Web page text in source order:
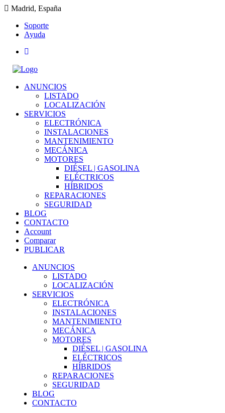
Madrid, España
Soporte
Ayuda
ANUNCIOS
LISTADO
LOCALIZACIÓN
SERVICIOS
ELECTRÓNICA
INSTALACIONES
MANTENIMIENTO
MECÁNICA
MOTORES
DIÉSEL | GASOLINA
ELÉCTRICOS
HÍBRIDOS
REPARACIONES
SEGURIDAD
BLOG
CONTACTO
Account
Comparar
PUBLICAR
ANUNCIOS
LISTADO
LOCALIZACIÓN
SERVICIOS
ELECTRÓNICA
INSTALACIONES
MANTENIMIENTO
MECÁNICA
MOTORES
DIÉSEL | GASOLINA
ELÉCTRICOS
HÍBRIDOS
REPARACIONES
SEGURIDAD
BLOG
CONTACTO